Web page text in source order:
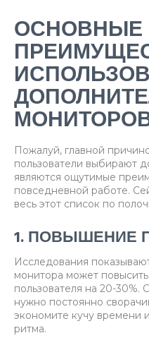
ОСНОВНЫЕ
Пожалуй, главной
пользователи выбирают
являются ощутимые
повседневной работе.
весь этот список по
1. ПОВЫШЕНИЕ
Исследования
монитора может
пользователя на 20-30%.
нужно постоянно
экономите кучу времени
ритма.